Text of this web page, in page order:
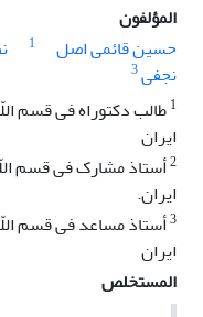
المؤلفون
حسین قائمی اصل
1
نجفی3
1طالب دکتوراه فی قسم
ایران
2أستاذ مشارک فی قسم
ایران.
3أستاذ مساعد فی قسم
ایران
المستخلص